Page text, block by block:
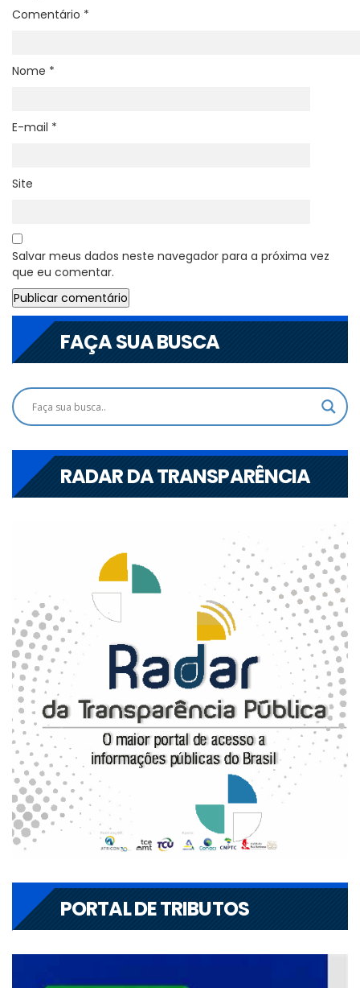
Comentário *
Nome *
E-mail *
Site
Salvar meus dados neste navegador para a próxima vez
que eu comentar.
FAÇA SUA BUSCA
RADAR DA TRANSPARÊNCIA
PORTAL DE TRIBUTOS